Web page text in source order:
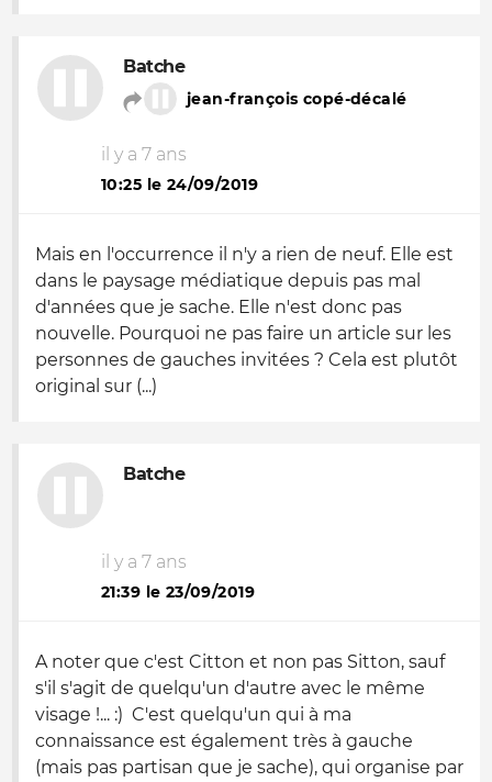
Batche
jean-françois copé-décalé
il y a 7 ans
10:25 le 24/09/2019
Mais en l'occurrence il n'y a rien de neuf. Elle est
dans le paysage médiatique depuis pas mal
d'années que je sache. Elle n'est donc pas
nouvelle. Pourquoi ne pas faire un article sur les
personnes de gauches invitées ? Cela est plutôt
original sur (...)
Batche
il y a 7 ans
21:39 le 23/09/2019
A noter que c'est Citton et non pas Sitton, sauf
s'il s'agit de quelqu'un d'autre avec le même
visage !... :) C'est quelqu'un qui à ma
connaissance est également très à gauche
(mais pas partisan que je sache), qui organise par